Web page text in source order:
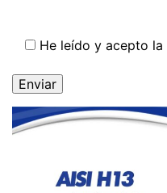
He leído y acepto la